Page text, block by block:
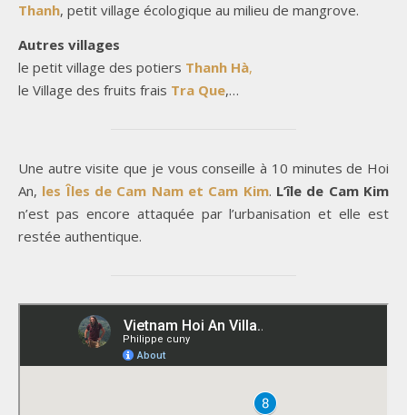
Thanh, petit village écologique au milieu de mangrove.
Autres villages
le petit village des potiers Thanh Hà,
le Village des fruits frais Tra Que,…
Une autre visite que je vous conseille à 10 minutes de Hoi
An, les Îles de Cam Nam et Cam Kim. L’île de Cam Kim
n’est pas encore attaquée par l’urbanisation et elle est
restée authentique.